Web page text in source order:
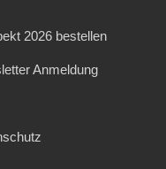
2026 bestellen
Anmeldung